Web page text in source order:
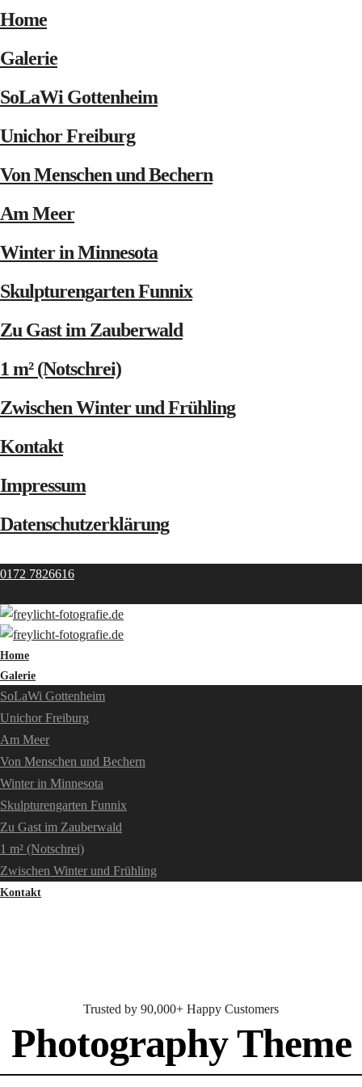
Home
Galerie
SoLaWi Gottenheim
Unichor Freiburg
Von Menschen und Bechern
Am Meer
Winter in Minnesota
Skulpturengarten Funnix
Zu Gast im Zauberwald
1 m² (Notschrei)
Zwischen Winter und Frühling
Kontakt
Impressum
Datenschutzerklärung
0172 7826616
Home
Galerie
SoLaWi Gottenheim
Unichor Freiburg
Am Meer
Von Menschen und Bechern
Winter in Minnesota
Skulpturengarten Funnix
Zu Gast im Zauberwald
1 m² (Notschrei)
Zwischen Winter und Frühling
Kontakt
Trusted by 90,000+ Happy Customers
Photography Theme